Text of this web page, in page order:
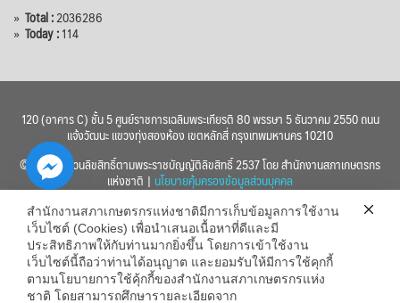
» Total :2036286
» Today :114
120 (อาคาร C) ชั้น 5 ศูนย์ราชการเฉลิมพระเกียรติ 80 พรรษา 5 ธันวาคม 2550 ถนน
แจ้งวัฒนะ แขวงทุ่งสองห้อง เขตหลักสี่ กรุงเทพมหานคร 10210
© 2560 สงวนลิขสิทธิ์ตามพระราชบัญญัติลิขสิทธิ์ 2537 โดย สำนักงานสภาเกษตรกร
แห่งชาติ | นโยบายคุ้มครองข้อมูลส่วนบุคคล
สำนักงานสภาเกษตรกรแห่งชาติมีการเก็บข้อมูลการใช้งาน
เว็บไซต์ (Cookies) เพื่อนำเสนอเนื้อหาที่ดีและมี
ประสิทธิภาพให้กับท่านมากยิ่งขึ้น โดยการเข้าใช้งาน
เว็บไซต์นี้ถือว่าท่านได้อนุญาต และยอมรับให้มีการใช้คุกกี้
ตามนโยบายการใช้คุ้กกี้ของสำนักงานสภาเกษตรกรแห่ง
ชาติ โดยสามารถศึกษารายละเอียดจาก
Hide
chaty